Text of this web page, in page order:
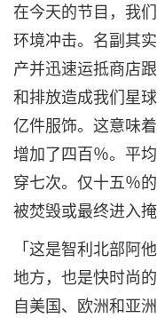
在今天的节目，我
环境冲击。名副其
产并迅速运抵商店
和排放造成我们星
亿件服饰。这意味
增加了四百％。平
穿七次。仅十五％
被焚毁或最终进入掩
「这是智利北部阿
地方，也是快时尚
自美国、欧洲和亚